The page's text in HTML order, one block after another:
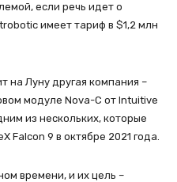
если речь идет о
имеет тариф в $1,2 млн
на Луну другая компания –
модуле Nova-C от Intuitive
из нескольких, которые
Falcon 9 в октябре 2021 года.
времени, и их цель –